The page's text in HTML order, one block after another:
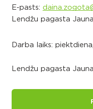
E-pasts:
Lendžu pagasta
Darba laiks:
Lendžu pagasta